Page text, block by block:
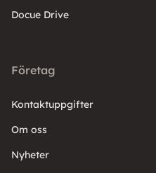
Docue Drive
Företag
Kontaktuppgifter
Om oss
Nyheter